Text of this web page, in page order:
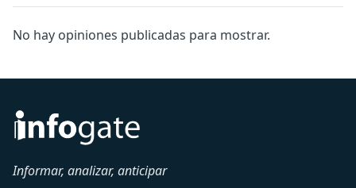
No hay opiniones publicadas para mostrar.
Informar, analizar, anticipar